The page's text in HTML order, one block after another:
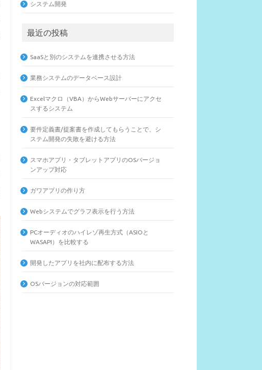
システム開発
最近の投稿
SaaSと別のシステムを連携させる方法
業務システムのデータベース設計
Excelマクロ（VBA）からWebサーバーにアクセ
スするシステム
要件定義書/提案書を作成してもらうことで、シ
ステム開発の失敗を避ける方法
スマホアプリ・タブレットアプリのOSバージョ
ンアップ対応
ガワアプリの作り方
Webシステムでグラフ表示を行う方法
PCオーディオのハイレゾ再生方式（ASIOと
WASAPI）を比較する
開発したアプリを社内に配布する方法
OSバージョンの対応範囲